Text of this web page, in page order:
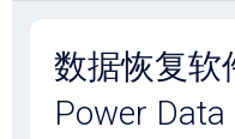
数据恢复软
Power Data